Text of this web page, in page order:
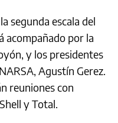
segunda escala del
acompañado por la
y los presidentes
Agustín Gerez.
reuniones con
y Total.